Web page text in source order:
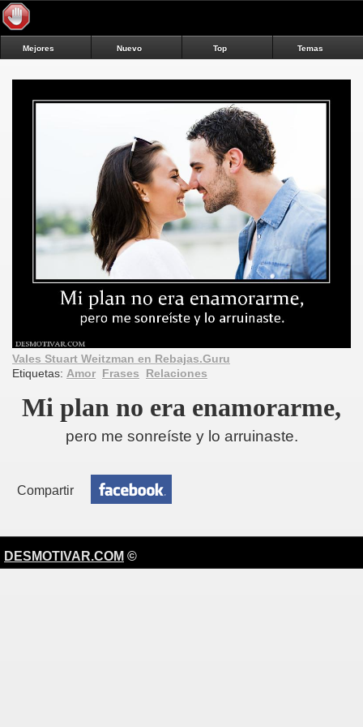
Mejores Nuevo Top Temas
Vales Stuart Weitzman en Rebajas.Guru
Etiquetas: Amor Frases Relaciones
Mi plan no era enamorarme,
pero me sonreíste y lo arruinaste.
Compartir
DESMOTIVAR.COM ©